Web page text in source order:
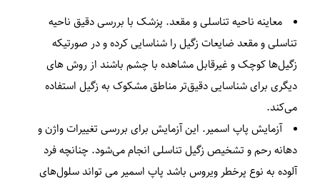
معاینه ناحیه تناسلی و مقعد. پزشک با بررسی دقیق ناحیه
تناسلی و مقعد ضایعات زگیل را شناسایی کرده و در صورتیکه
زگیل‌ها کوچک و غیرقابل مشاهده با چشم باشند از روش های
دیگری برای شناسایی دقیق‌تر مناطق مشکوک به زگیل استفاده
می‌کند.
آزمایش پاپ اسمیر. این آزمایش برای بررسی تغییرات واژن و
دهانه رحم و تشخیص زگیل تناسلی انجام می‌شود. چنانچه فرد
آلوده به نوع پرخطر ویروس باشد پاپ اسمیر می تواند سلول‌های